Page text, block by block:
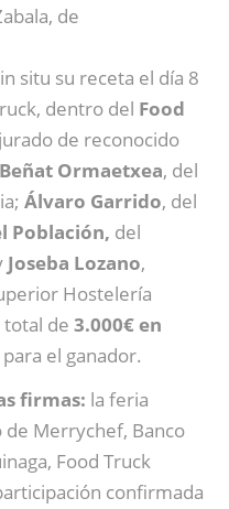
de
situ su receta el día 8
dentro del Food
de reconocido
Beñat Ormaetxea, del
Álvaro Garrido, del
Población, del
Joseba Lozano,
Hostelería
total de 3.000€ en
el ganador.
firmas: la feria
Merrychef, Banco
Food Truck
confirmada